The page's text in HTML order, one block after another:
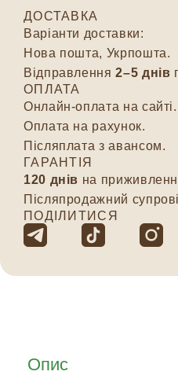
ДОСТАВКА
Варіанти доставки:
Нова пошта, Укрпошта.
Відправлення2–5 днів
ОПЛАТА
Онлайн-оплата на сайті.
Оплата на рахунок.
Післяплата з авансом.
ГАРАНТІЯ
120 днів на
Післяпродажний
ПОДІЛИТИСЯ
Опис